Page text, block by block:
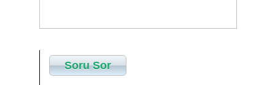
Soru Sor